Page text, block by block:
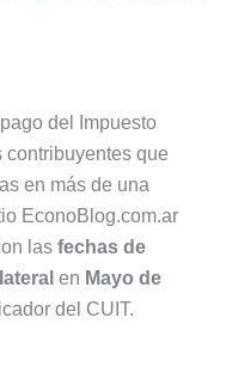
del Impuesto
contribuyentes que
en más de una
EconoBlog.com.ar
las fechas de
en Mayo de
del CUIT.